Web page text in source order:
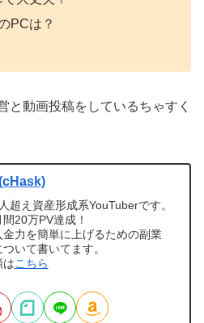
PCは？
と動画投稿をしているちゃすく
超え資産形成系YouTuberです。
20万PV達成！
金力を簡単に上げるための副業
いて書いてます。
はこちら